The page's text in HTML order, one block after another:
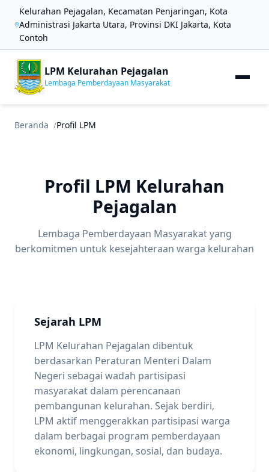
Kelurahan Pejagalan, Kecamatan Penjaringan, Kota
Administrasi Jakarta Utara, Provinsi DKI Jakarta, Kota
Contoh
LPM Kelurahan Pejagalan
Lembaga Pemberdayaan Masyarakat
Beranda Profil LPM
Profil LPM Kelurahan
Pejagalan
Lembaga Pemberdayaan Masyarakat yang
berkomitmen untuk kesejahteraan warga kelurahan
Sejarah LPM
LPM Kelurahan Pejagalan dibentuk
berdasarkan Peraturan Menteri Dalam
Negeri sebagai wadah partisipasi
masyarakat dalam perencanaan
pembangunan kelurahan. Sejak berdiri,
LPM aktif menggerakkan partisipasi warga
dalam berbagai program pemberdayaan
ekonomi, lingkungan, sosial, dan budaya.